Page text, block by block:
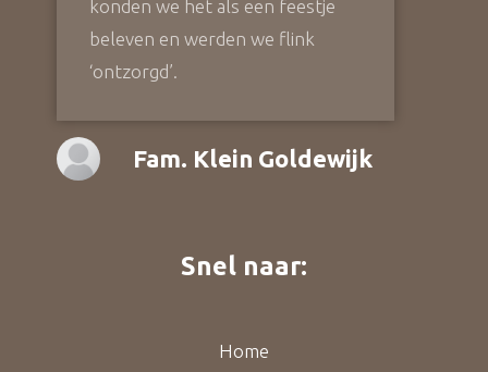
konden we het als een feestje
beleven en werden we flink
‘ontzorgd’.
Fam. Klein Goldewijk
Snel naar:
Home